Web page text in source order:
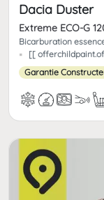
Dacia Duster
Extreme ECO-G
Bicarburation
[[
Garantie